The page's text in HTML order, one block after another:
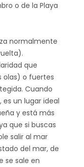
o de la Playa
normalmente
que
olas) o fuertes
Cuando
un lugar ideal
y está más
que si buscas
salir al mar
del mar, de
se sale en